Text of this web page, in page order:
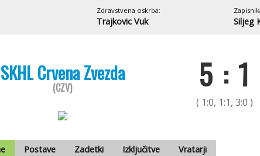
Zdravstvena oskrba:
Trajkovic Vuk Siljeg
SKHL Crvena Zvezda
(CZV) 5 : 1
( 1:0, 1:1, 3:0 )
Postave Zadetki Izključitve Vratarji